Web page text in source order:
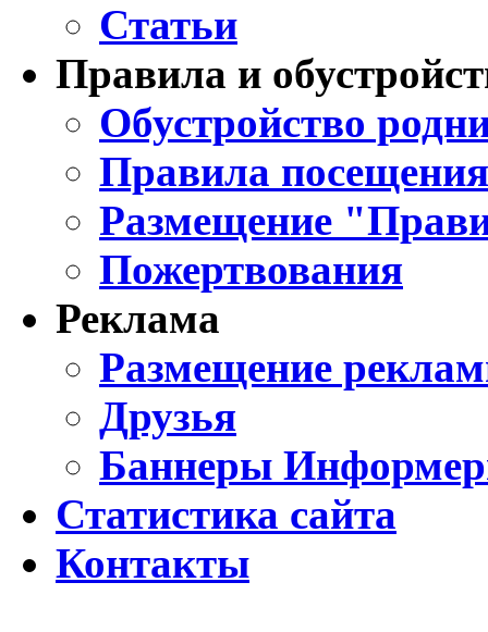
Статьи
Правила и
Обустройство
Правила
Размещение
Пожертвования
Реклама
Размещение
Друзья
Баннеры
Статистика сайта
Контакты